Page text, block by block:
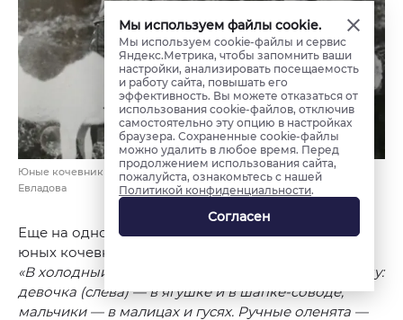
Юные кочевники с оленятами. Фото: из альбома Владимира
Евладова
Еще на одной фотографии Евладов запечатлел
юных кочевников и оленят.
«В холодный осенний день дети одеты по-зимнему:
девочка (слева) — в ягушке и в шапке-соводе,
мальчики — в малицах и гусях. Ручные оленята —
Мы используем файлы cookie.
Мы используем cookie-файлы и сервис
Яндекс.Метрика, чтобы запомнить ваши
настройки, анализировать посещаемость
и работу сайта, повышать его
эффективность. Вы можете отказаться от
использования cookie-файлов, отключив
самостоятельно эту опцию в настройках
браузера. Сохраненные cookie-файлы
можно удалить в любое время. Перед
продолжением использования сайта,
пожалуйста, ознакомьтесь с нашей
Политикой конфиденциальности.
Согласен